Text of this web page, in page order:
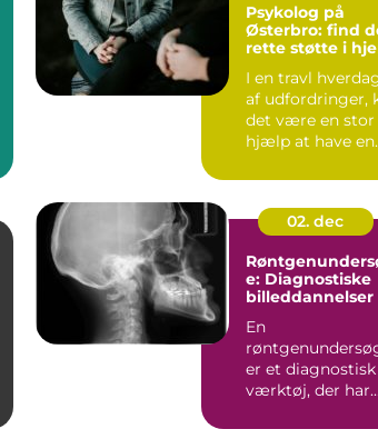
Psykolog på
Østerbro: find
rette støtte i
I en travl
af udfordringer,
det være en stor
hjælp at have en
02. dec
e: Diagnostiske
billeddannelser
En
er et diagnostisk
værktøj, der har